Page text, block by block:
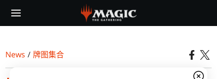
main
News / 牌图集合